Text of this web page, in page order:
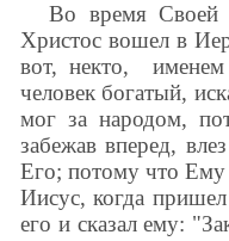
Во время Своей
Христос вошел в
вот, некто,
человек богатый,
мог за народом,
забежав вперед,
Его; потому что Ему
Иисус, когда
его и сказал ему: